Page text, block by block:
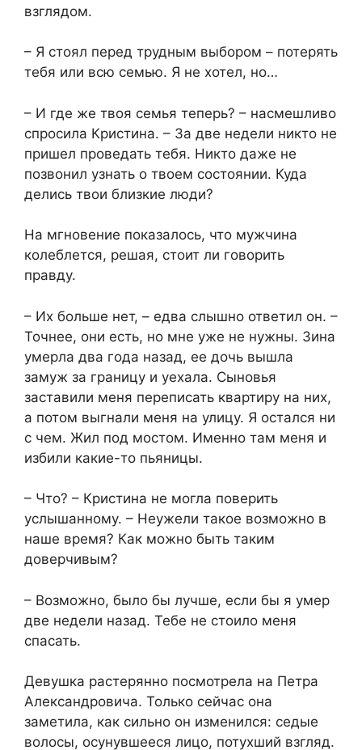
взглядом.
– Я стоял перед трудным выбором – потерять
тебя или всю семью. Я не хотел, но…
– И где же твоя семья теперь? – насмешливо
спросила Кристина. – За две недели никто не
пришел проведать тебя. Никто даже не
позвонил узнать о твоем состоянии. Куда
делись твои близкие люди?
На мгновение показалось, что мужчина
колеблется, решая, стоит ли говорить
правду.
– Их больше нет, – едва слышно ответил он. –
Точнее, они есть, но мне уже не нужны. Зина
умерла два года назад, ее дочь вышла
замуж за границу и уехала. Сыновья
заставили меня переписать квартиру на них,
а потом выгнали меня на улицу. Я остался ни
с чем. Жил под мостом. Именно там меня и
избили какие-то пьяницы.
– Что? – Кристина не могла поверить
услышанному. – Неужели такое возможно в
наше время? Как можно быть таким
доверчивым?
– Возможно, было бы лучше, если бы я умер
две недели назад. Тебе не стоило меня
спасать.
Девушка растерянно посмотрела на Петра
Александровича. Только сейчас она
заметила, как сильно он изменился: седые
волосы, осунувшееся лицо, потухший взгляд.